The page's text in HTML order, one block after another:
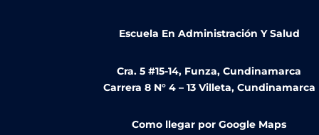
Escuela En Administración Y Salud
Cra. 5 #15-14, Funza, Cundinamarca
Carrera 8 N° 4 – 13 Villeta, Cundinamarca
Como llegar por Google Maps